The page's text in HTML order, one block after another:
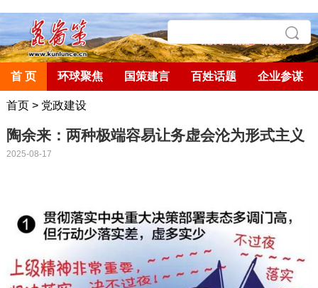
首 页 环球聚焦 国策建言 百姓话题 企业参谋
首页> 党政建设
陶余来：两种极端容易让务虚会沦为形式主义
2025-08-17